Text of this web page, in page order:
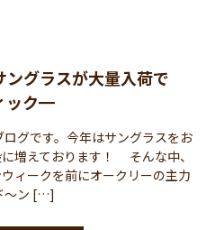
グラスが大量入荷で
ック━
グです。今年はサングラスをお
増えております！ そんな中、
ィークを前にオークリーの主力
～ン […]